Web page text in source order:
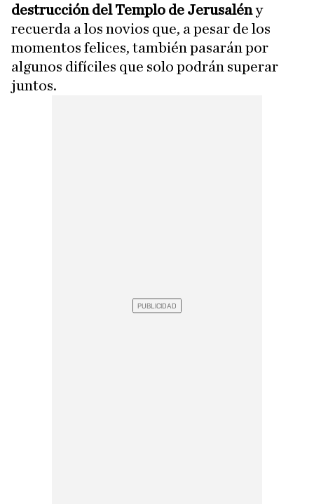
destrucción del Templo de Jerusalény
recuerda a los novios que, a pesar de los
momentos felices, también pasarán por
algunos difíciles que solo podrán superar
juntos.